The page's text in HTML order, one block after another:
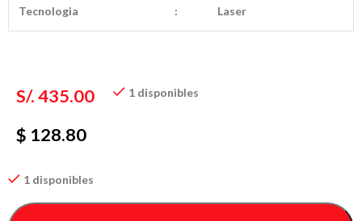
Tecnologia : Laser
S/.435.00
$ 128.80
1 disponibles
1 disponibles